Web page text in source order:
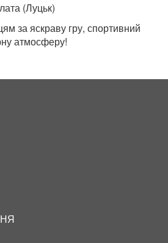
(Луцьк)
за яскраву гру, спортивний
атмосферу!